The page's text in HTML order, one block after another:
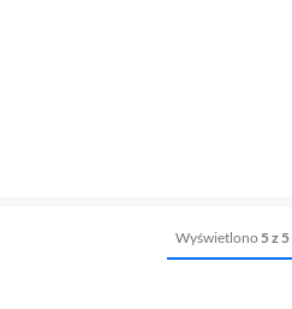
Wyświetlono 5 z 5